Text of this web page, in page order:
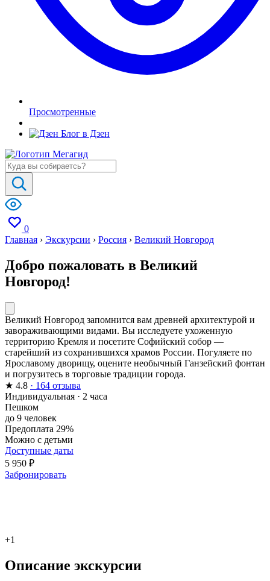
Просмотренные
Блог в Дзен
0
Главная › Экскурсии › Россия › Великий Новгород
Добро пожаловать в Великий
Новгород!
Великий Новгород запомнится вам древней архитектурой и
завораживающими видами. Вы исследуете ухоженную
территорию Кремля и посетите Софийский собор —
старейший из сохранившихся храмов России. Погуляете по
Ярославому дворищу, оцените необычный Ганзейский фонтан
и погрузитесь в торговые традиции города.
★ 4.8 · 164 отзыва
Индивидуальная · 2 часа
Пешком
до 9 человек
Предоплата 29%
Можно с детьми
Доступные даты
5 950 ₽
Забронировать
+1
Описание экскурсии